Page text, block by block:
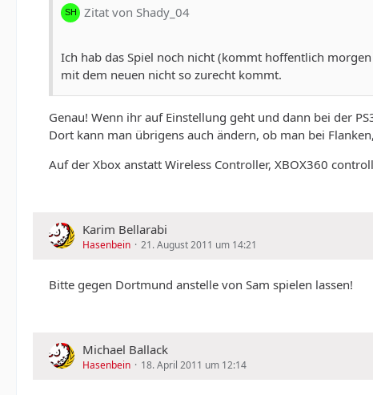
Zitat von Shady_04
Ich hab das Spiel noch nicht (kommt hoffentlich
mit dem neuen nicht so zurecht kommt.
Genau! Wenn ihr auf Einstellung geht und dann bei der
Dort kann man übrigens auch ändern, ob man bei
Auf der Xbox anstatt Wireless Controller, XBOX360
Karim Bellarabi
Hasenbein 21. August 2011 um 14:21
Bitte gegen Dortmund anstelle von Sam spielen lassen!
Michael Ballack
Hasenbein 18. April 2011 um 12:14